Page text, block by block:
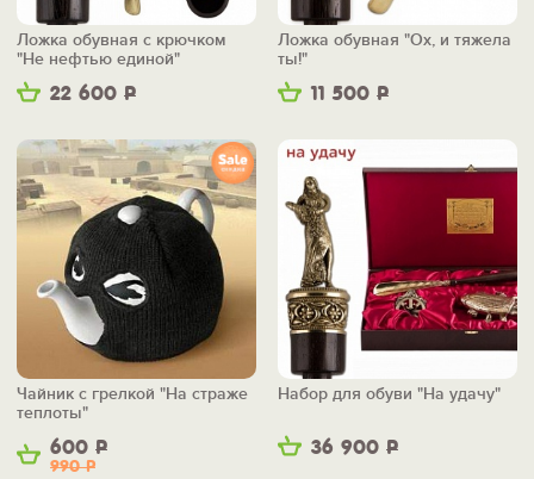
22 600 Р
Ложка обувная с крючком
"Не нефтью единой"
11 500 Р
Ложка обувная "Ох, и тяжела
ты!"
600 Р
990Р
Чайник с грелкой "На страже
теплоты"
36 900 Р
Набор для обуви "На удачу"